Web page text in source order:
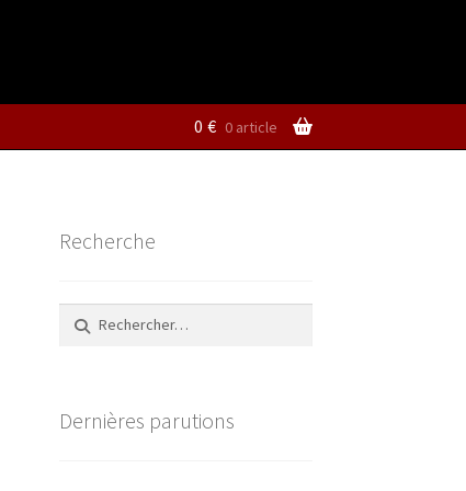
0 € 0 article
Recherche
Rechercher :
Dernières parutions